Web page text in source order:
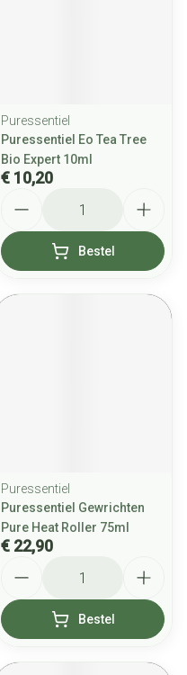
Puressentiel
Puressentiel Eo Tea Tree
Bio Expert 10ml
€ 10,20
Bestel
Puressentiel
Puressentiel Gewrichten
Pure Heat Roller 75ml
€ 22,90
Bestel